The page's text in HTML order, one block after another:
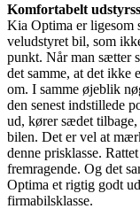
Komfortabelt
Kia Optima er ligesom
veludstyret bil, som
punkt. Når man sætter
det samme, at det ikke
om. I samme øjeblik
den senest indstillede
ud, kører sædet
bilen. Det er vel at
denne prisklasse.
fremragende. Og det
Optima et rigtig godt
firmabilsklasse.